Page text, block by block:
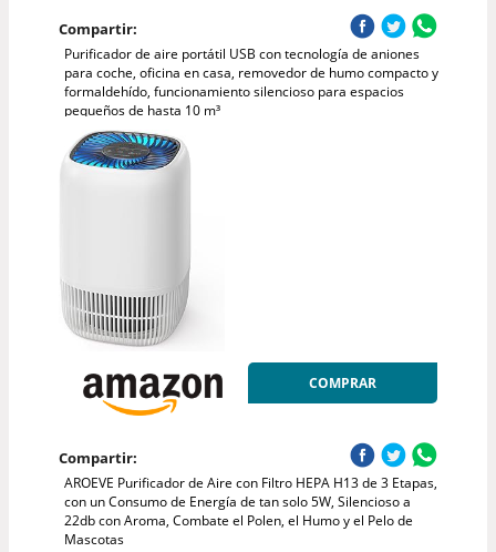
Compartir:
Purificador de aire portátil USB con tecnología de aniones
para coche, oficina en casa, removedor de humo compacto y
formaldehído, funcionamiento silencioso para espacios
pequeños de hasta 10 m³
COMPRAR
Compartir:
AROEVE Purificador de Aire con Filtro HEPA H13 de 3 Etapas,
con un Consumo de Energía de tan solo 5W, Silencioso a
22db con Aroma, Combate el Polen, el Humo y el Pelo de
Mascotas